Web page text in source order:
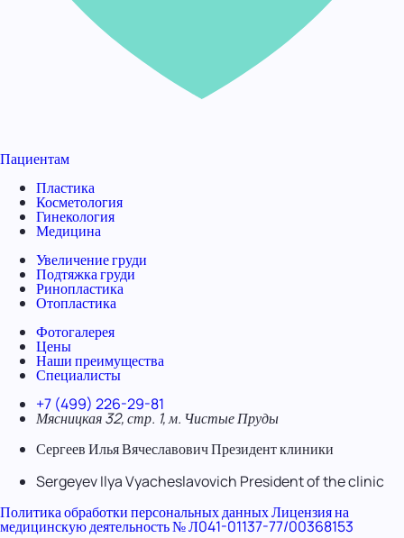
Пациентам
Пластика
Косметология
Гинекология
Медицина
Увеличение груди
Подтяжка груди
Ринопластика
Отопластика
Фотогалерея
Цены
Наши преимущества
Специалисты
+7 (499) 226-29-81
Мясницкая 32, стр. 1, м. Чистые Пруды
Сергеев Илья ВячеславовичПрезидент клиники
Sergeyev Ilya Vyacheslavovich President of the clinic
Политика обработки персональных данныхЛицензия на
медицинскую деятельность № Л041-01137-77/00368153